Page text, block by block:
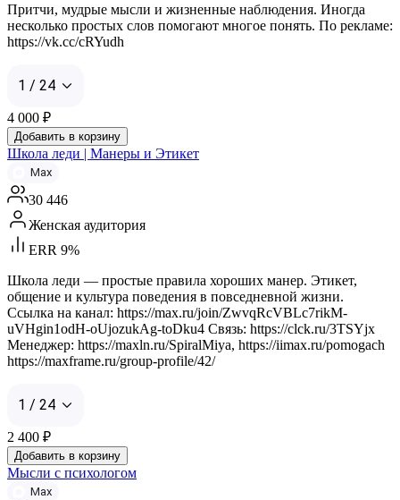
Притчи, мудрые мысли и жизненные наблюдения. Иногда
несколько простых слов помогают многое понять. По рекламе:
https://vk.cc/cRYudh
1 / 24
4 000 ₽
Добавить в корзину
Школа леди | Манеры и Этикет
Max
30 446
Женская аудитория
ERR 9%
Школа леди — простые правила хороших манер. Этикет,
общение и культура поведения в повседневной жизни.
Ссылка на канал: https://max.ru/join/ZwvqRcVBLc7rikM-
uVHgin1odH-oUjozukAg-toDku4 Связь: https://clck.ru/3TSYjx
Менеджер: https://maxln.ru/SpiralMiya, https://iimax.ru/pomogach
https://maxframe.ru/group-profile/42/
1 / 24
2 400 ₽
Добавить в корзину
Мысли с психологом
Max